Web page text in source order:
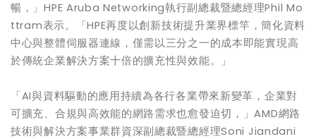
暢，」HPE Aruba Networking執行副總裁暨總經理Phil Mo
ttram表示。「HPE再度以創新技術提升業界標竿，簡化資料
中心與整體伺服器連線，僅需以三分之一的成本即能實現高
於傳統企業解決方案十倍的擴充性與效能。」
「AI與資料驅動的應用持續為各行各業帶來新變革，企業對
可擴充、合規與高效能的網路需求也愈發迫切，」AMD網路
技術與解決方案事業群資深副總裁暨總經理Soni Jiandani